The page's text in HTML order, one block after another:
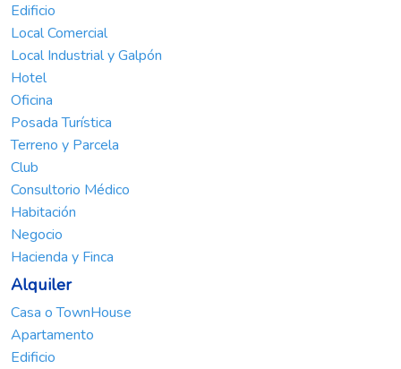
Edificio
Local Comercial
Local Industrial y Galpón
Hotel
Oficina
Posada Turística
Terreno y Parcela
Club
Consultorio Médico
Habitación
Negocio
Hacienda y Finca
Alquiler
Casa o TownHouse
Apartamento
Edificio